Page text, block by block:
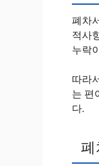
폐차
적사
누락
따라
는 편
다.
폐